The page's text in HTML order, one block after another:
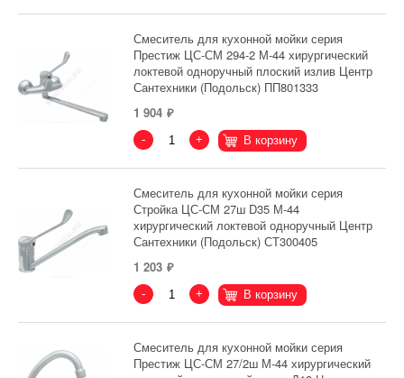
Смеситель для кухонной мойки серия
Престиж ЦС-СМ 294-2 М-44 хирургический
локтевой одноручный плоский излив Центр
Сантехники (Подольск) ПП801333
1 904
- + В корзину
Смеситель для кухонной мойки серия
Стройка ЦС-СМ 27ш D35 М-44
хирургический локтевой одноручный Центр
Сантехники (Подольск) СТ300405
1 203
- + В корзину
Смеситель для кухонной мойки серия
Престиж ЦС-СМ 27/2ш М-44 хирургический